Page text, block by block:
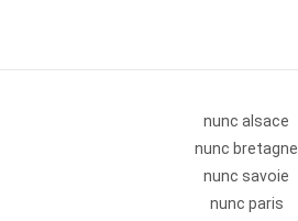
nunc alsace
nunc bretagne
nunc savoie
nunc paris